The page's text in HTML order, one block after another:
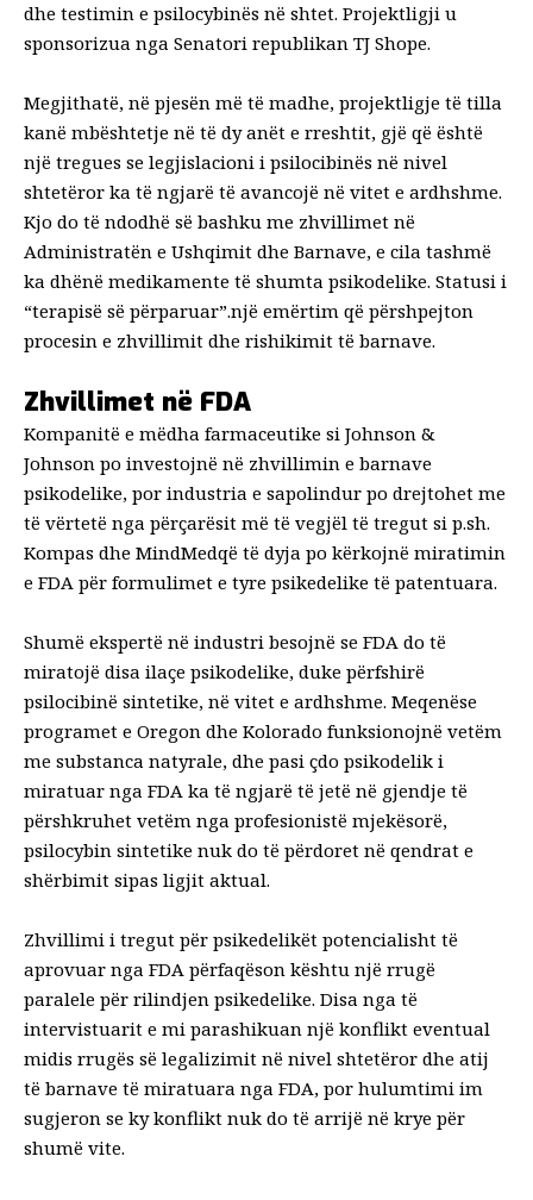
dhe testimin e psilocybinës në shtet. Projektligji u
sponsorizua nga Senatori republikan TJ Shope.
Megjithatë, në pjesën më të madhe, projektligje të tilla
kanë mbështetje në të dy anët e rreshtit, gjë që është
një tregues se legjislacioni i psilocibinës në nivel
shtetëror ka të ngjarë të avancojë në vitet e ardhshme.
Kjo do të ndodhë së bashku me zhvillimet në
Administratën e Ushqimit dhe Barnave, e cila tashmë
ka dhënë medikamente të shumta psikodelike. Statusi i
“terapisë së përparuar”.një emërtim që përshpejton
procesin e zhvillimit dhe rishikimit të barnave.
Zhvillimet në FDA
Kompanitë e mëdha farmaceutike si Johnson &
Johnson po investojnë në zhvillimin e barnave
psikodelike, por industria e sapolindur po drejtohet me
të vërtetë nga përçarësit më të vegjël të tregut si p.sh.
Kompas dhe MindMedqë të dyja po kërkojnë miratimin
e FDA për formulimet e tyre psikedelike të patentuara.
Shumë ekspertë në industri besojnë se FDA do të
miratojë disa ilaçe psikodelike, duke përfshirë
psilocibinë sintetike, në vitet e ardhshme. Meqenëse
programet e Oregon dhe Kolorado funksionojnë vetëm
me substanca natyrale, dhe pasi çdo psikodelik i
miratuar nga FDA ka të ngjarë të jetë në gjendje të
përshkruhet vetëm nga profesionistë mjekësorë,
psilocybin sintetike nuk do të përdoret në qendrat e
shërbimit sipas ligjit aktual.
Zhvillimi i tregut për psikedelikët potencialisht të
aprovuar nga FDA përfaqëson kështu një rrugë
paralele për rilindjen psikedelike. Disa nga të
intervistuarit e mi parashikuan një konflikt eventual
midis rrugës së legalizimit në nivel shtetëror dhe atij
të barnave të miratuara nga FDA, por hulumtimi im
sugjeron se ky konflikt nuk do të arrijë në krye për
shumë vite.